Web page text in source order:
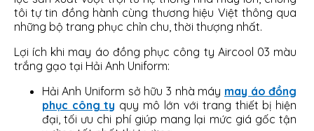
tôi tự tin đồng hành cùng thương hiệu Việt thông qua
những bộ trang phục chỉn chu, thời thượng nhất.
Lợi ích khi may áo đồng phục công ty Aircool 03 màu
trắng gạo tại Hải Anh Uniform:
Hải Anh Uniform sở hữu 3 nhà máy may áo đồng
phục công ty quy mô lớn với trang thiết bị hiện
đại, tối ưu chi phí giúp mang lại mức giá gốc tận